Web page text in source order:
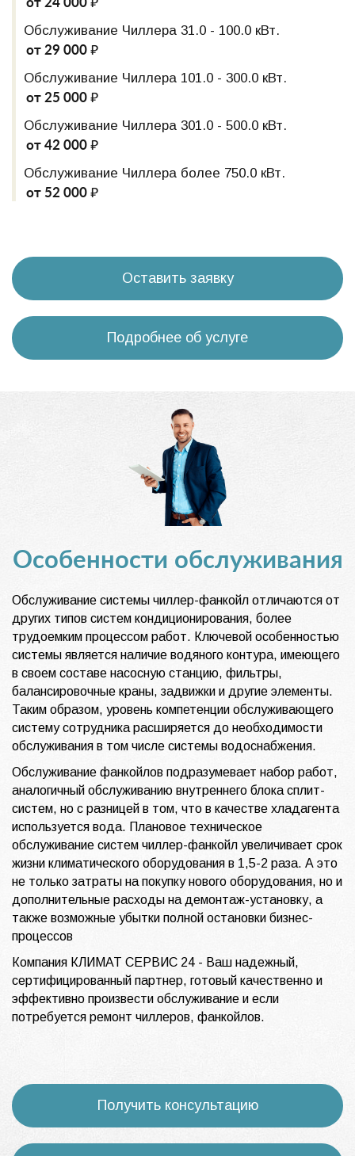
от 24 000 ₽
Обслуживание Чиллера 31.0 - 100.0 кВт.
от 29 000 ₽
Обслуживание Чиллера 101.0 - 300.0 кВт.
от 25 000 ₽
Обслуживание Чиллера 301.0 - 500.0 кВт.
от 42 000 ₽
Обслуживание Чиллера более 750.0 кВт.
от 52 000 ₽
Оставить заявку
Подробнее об услуге
Особенности обслуживания
Обслуживание системы чиллер-фанкойл отличаются от
других типов систем кондиционирования, более
трудоемким процессом работ. Ключевой особенностью
системы является наличие водяного контура, имеющего
в своем составе насосную станцию, фильтры,
балансировочные краны, задвижки и другие элементы.
Таким образом, уровень компетенции обслуживающего
систему сотрудника расширяется до необходимости
обслуживания в том числе системы водоснабжения.
Обслуживание фанкойлов подразумевает набор работ,
аналогичный обслуживанию внутреннего блока сплит-
систем, но с разницей в том, что в качестве хладагента
используется вода. Плановое техническое
обслуживание систем чиллер-фанкойл увеличивает срок
жизни климатического оборудования в 1,5-2 раза. А это
не только затраты на покупку нового оборудования, но и
дополнительные расходы на демонтаж-установку, а
также возможные убытки полной остановки бизнес-
процессов
Компания КЛИМАТ СЕРВИС 24 - Ваш надежный,
сертифицированный партнер, готовый качественно и
эффективно произвести обслуживание и если
потребуется ремонт чиллеров, фанкойлов.
Получить консультацию